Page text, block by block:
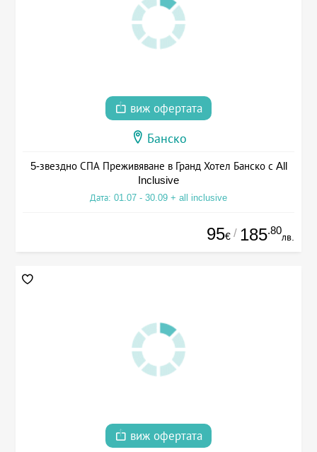
виж офертата
Банско
5-звездно СПА Преживяване в Гранд Хотел Банско с All
Inclusive
Дата: 01.07 - 30.09 + all inclusive
95€ / 185.80
лв.
виж офертата